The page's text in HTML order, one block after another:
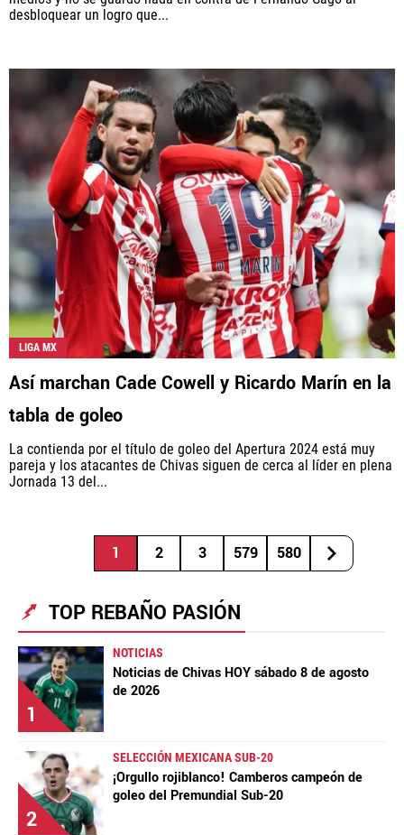
desbloquear un logro que...
LIGA MX
Así marchan Cade Cowell y Ricardo Marín en la
tabla de goleo
La contienda por el título de goleo del Apertura 2024 está muy
pareja y los atacantes de Chivas siguen de cerca al líder en plena
Jornada 13 del...
1 2 3 579 580
TOP REBAÑO PASIÓN
1
NOTICIAS
Noticias de Chivas HOY sábado 8 de agosto
de 2026
2
SELECCIÓN MEXICANA SUB-20
¡Orgullo rojiblanco! Camberos campeón de
goleo del Premundial Sub-20